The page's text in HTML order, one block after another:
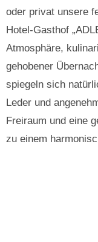
oder privat unsere
Hotel-Gasthof
Atmosphäre,
gehobener
spiegeln sich
Leder und
Freiraum und eine
zu einem